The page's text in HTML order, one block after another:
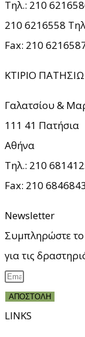
Τηλ.: 210
210 6216558
Fax: 210
ΚΤΙΡΙΟ
Γαλατσίου &
111 41 Πατήσια
Αθήνα
Τηλ.: 210
Fax: 210 6846843
Newsletter
Συμπληρώστε το
για τις
ΑΠΟΣΤΟΛΗ
LINKS